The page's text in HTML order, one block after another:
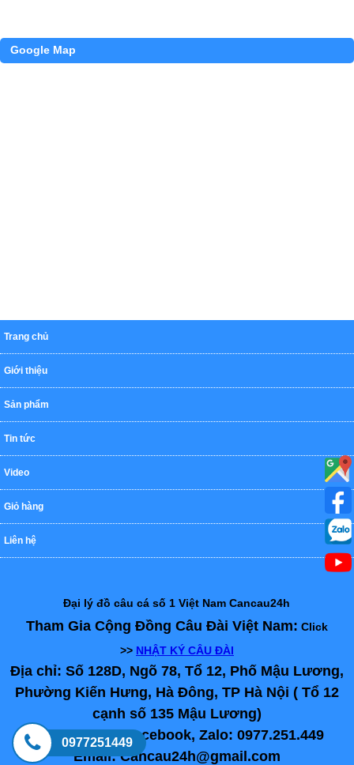
Google Map
Trang chủ
Giới thiệu
Sản phẩm
Tin tức
Video
Giỏ hàng
Liên hệ
Đại lý đồ câu cá số 1 Việt Nam Cancau24h
Tham Gia Cộng Đồng Câu Đài Việt Nam: Click
>> NHẬT KÝ CÂU ĐÀI
Địa chỉ: Số 128D, Ngõ 78, Tổ 12, Phố Mậu Lương,
Phường Kiến Hưng, Hà Đông, TP Hà Nội ( Tổ 12
cạnh số 135 Mậu Lương)
Hotline, SMS, Facebook, Zalo: 0977.251.449
Email: Cancau24h@gmail.com
0977251449